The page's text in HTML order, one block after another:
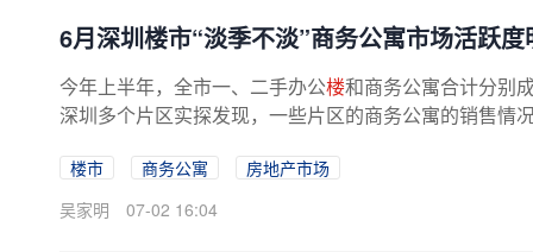
6月深圳楼市“淡季不淡”商务公寓市场活跃
今年上半年，全市一、二手办公楼和商务公寓合计分别
深圳多个片区实探发现，一些片区的商务公寓的销售情
楼市 商务公寓
房地产市场
吴家明
07-02 16:04